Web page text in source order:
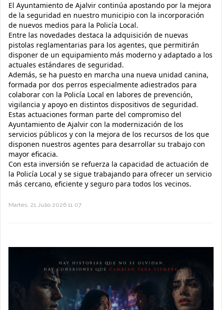
El Ayuntamiento de Ajalvir continúa apostando por la mejora
de la seguridad en nuestro municipio con la incorporación
de nuevos medios para la Policía Local.
Entre las novedades destaca la adquisición de nuevas
pistolas reglamentarias para los agentes, que permitirán
disponer de un equipamiento más moderno y adaptado a los
actuales estándares de seguridad.
Además, se ha puesto en marcha una nueva unidad canina,
formada por dos perros especialmente adiestrados para
colaborar con la Policía Local en labores de prevención,
vigilancia y apoyo en distintos dispositivos de seguridad.
Estas actuaciones forman parte del compromiso del
Ayuntamiento de Ajalvir con la modernización de los
servicios públicos y con la mejora de los recursos de los que
disponen nuestros agentes para desarrollar su trabajo con
mayor eficacia.
Con esta inversión se refuerza la capacidad de actuación de
la Policía Local y se sigue trabajando para ofrecer un servicio
más cercano, eficiente y seguro para todos los vecinos.
Martes, 21 Julio 2026 11:07